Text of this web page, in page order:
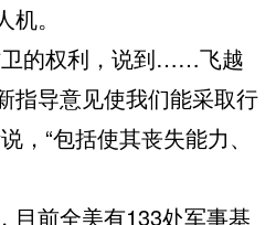
。
的权利，说到……飞越
指导意见使我们能采取行
，“包括使其丧失能力、
前全美有133处军事基